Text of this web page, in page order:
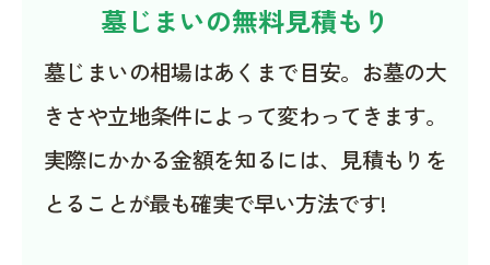
墓じまいの無料見積もり
墓じまいの相場はあくまで目安。お墓の大
きさや立地条件によって変わってきます。
実際にかかる金額を知るには、見積もりを
とることが最も確実で早い方法です!